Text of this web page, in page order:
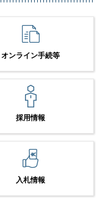
オンライン手続等
採用情報
入札情報